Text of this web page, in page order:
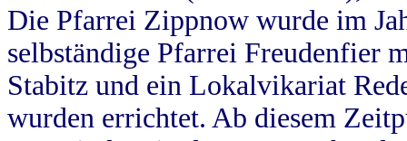
Die Pfarrei Zippnow wurde im
selbständige Pfarrei Freudenfier
Stabitz und ein Lokalvikariat
wurden errichtet. Ab diesem